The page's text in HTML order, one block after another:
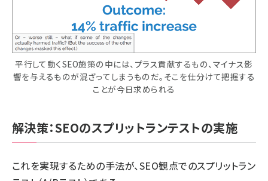
平行して動くSEO施策の中には、プラス貢献するもの、マイナス影
響を与えるものが混ざってしまうものだ。そこを仕分けて把握する
ことが今日求められる
解決策：SEOのスプリットランテストの実施
これを実現するための手法が、SEO観点でのスプリットラン